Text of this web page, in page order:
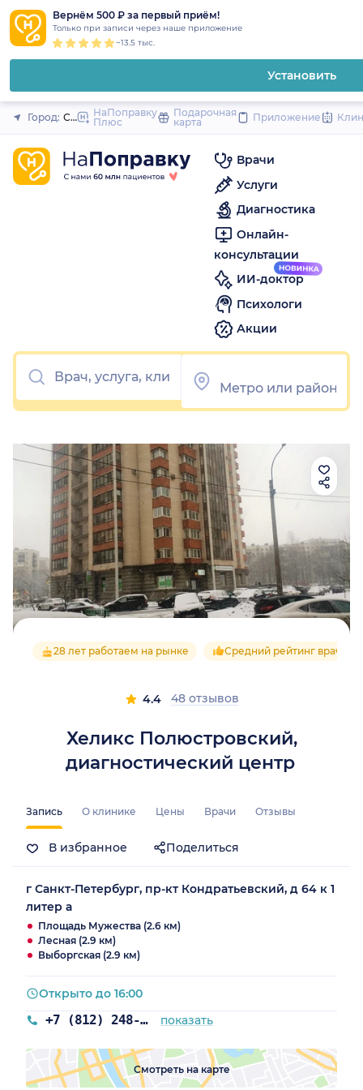
Вернём 500 ₽ за первый приём!
Только при записи через наше приложение
~13.5 тыс.
Установить
Закрыть
Город: Санкт-Петербург
НаПоправку
Плюс
Подарочная
карта
Приложение
Врачи
Услуги
Диагностика
Онлайн-
консультации
ИИ-доктор
Психологи
Акции
Хеликс Полюстровский,
диагностический центр
28 лет работаем на рынке Средний рейтинг врачей
4.4 48 отзывов
Запись О клинике Цены Врачи Отзывы
В избранное Поделиться
г Санкт-Петербург, пр-кт Кондратьевский, д 64 к 1
литер а
Площадь Мужества (2.6 км)
Лесная (2.9 км)
Выборгская (2.9 км)
+7 (812) 248-03-03 показать
Открыто до 16:00
Смотреть на карте